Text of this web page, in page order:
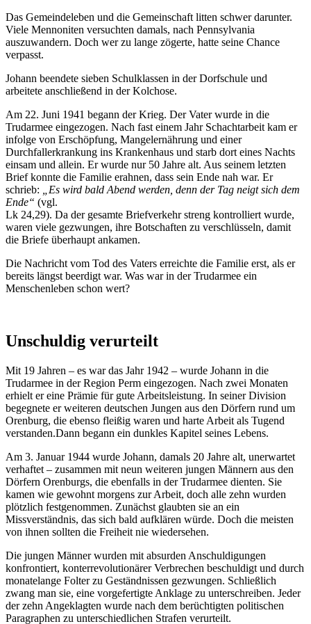
Das Gemeindeleben und die Gemeinschaft litten schwer darunter.
Viele Mennoniten versuchten damals, nach Pennsylvania
auszuwandern. Doch wer zu lange zögerte, hatte seine Chance
verpasst.
Johann beendete sieben Schulklassen in der Dorfschule und
arbeitete anschließend in der Kolchose.
Am 22. Juni 1941 begann der Krieg. Der Vater wurde in die
Trudarmee eingezogen. Nach fast einem Jahr Schachtarbeit kam er
infolge von Erschöpfung, Mangelernährung und einer
Durchfallerkrankung ins Krankenhaus und starb dort eines Nachts
einsam und allein. Er wurde nur 50 Jahre alt. Aus seinem letzten
Brief konnte die Familie erahnen, dass sein Ende nah war. Er
schrieb:
„Es wird bald Abend werden, denn der Tag neigt sich dem
Ende“ (vgl.
Lk 24,29). Da der gesamte Briefverkehr streng kontrolliert wurde,
waren viele gezwungen, ihre Botschaften zu verschlüsseln, damit
die Briefe überhaupt ankamen.
Die Nachricht vom Tod des Vaters erreichte die Familie erst, als er
bereits längst beerdigt war. Was war in der Trudarmee ein
Menschenleben schon wert?
Unschuldig verurteilt
Mit 19 Jahren – es war das Jahr 1942 – wurde Johann in die
Trudarmee in der Region Perm eingezogen. Nach zwei Monaten
erhielt er eine Prämie für gute Arbeitsleistung. In seiner Division
begegnete er weiteren deutschen Jungen aus den Dörfern rund um
Orenburg, die ebenso fleißig waren und harte Arbeit als Tugend
verstanden.Dann begann ein dunkles Kapitel seines Lebens.
Am 3. Januar 1944 wurde Johann, damals 20 Jahre alt, unerwartet
verhaftet – zusammen mit neun weiteren jungen Männern aus den
Dörfern Orenburgs, die ebenfalls in der Trudarmee dienten. Sie
kamen wie gewohnt morgens zur Arbeit, doch alle zehn wurden
plötzlich festgenommen. Zunächst glaubten sie an ein
Missverständnis, das sich bald aufklären würde. Doch die meisten
von ihnen sollten die Freiheit nie wiedersehen.
Die jungen Männer wurden mit absurden Anschuldigungen
konfrontiert, konterrevolutionärer Verbrechen beschuldigt und durch
monatelange Folter zu Geständnissen gezwungen. Schließlich
zwang man sie, eine vorgefertigte Anklage zu unterschreiben. Jeder
der zehn Angeklagten wurde nach dem berüchtigten politischen
Paragraphen zu unterschiedlichen Strafen verurteilt.